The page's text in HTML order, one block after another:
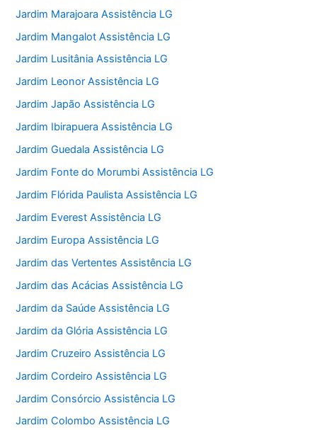
Jardim Marajoara Assistência LG
Jardim Mangalot Assistência LG
Jardim Lusitânia Assistência LG
Jardim Leonor Assistência LG
Jardim Japão Assistência LG
Jardim Ibirapuera Assistência LG
Jardim Guedala Assistência LG
Jardim Fonte do Morumbi Assistência LG
Jardim Flórida Paulista Assistência LG
Jardim Everest Assistência LG
Jardim Europa Assistência LG
Jardim das Vertentes Assistência LG
Jardim das Acácias Assistência LG
Jardim da Saúde Assistência LG
Jardim da Glória Assistência LG
Jardim Cruzeiro Assistência LG
Jardim Cordeiro Assistência LG
Jardim Consórcio Assistência LG
Jardim Colombo Assistência LG